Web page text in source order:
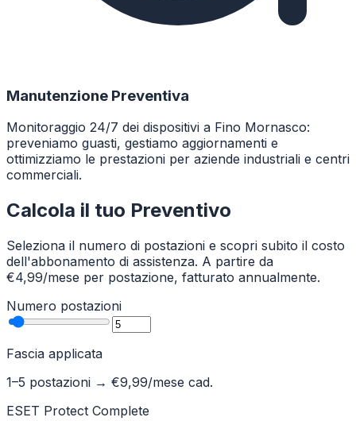
Manutenzione Preventiva
Monitoraggio 24/7 dei dispositivi a Fino Mornasco:
preveniamo guasti, gestiamo aggiornamenti e
ottimizziamo le prestazioni per aziende industriali e centri
commerciali.
Calcola il tuo Preventivo
Seleziona il numero di postazioni e scopri subito il costo
dell'abbonamento di assistenza. A partire da
€4,99/mese per postazione, fatturato annualmente.
Numero postazioni
Fascia applicata
1–5 postazioni → €9,99/mese cad.
ESET Protect Complete